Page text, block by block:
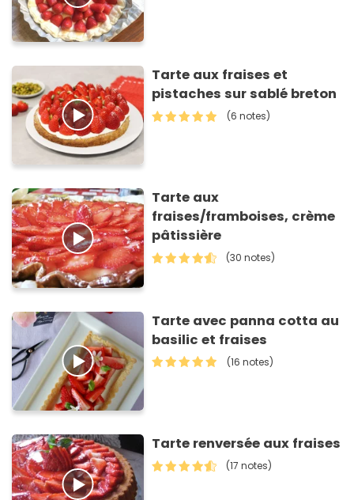
Tarte aux fraises et
pistaches sur sablé breton
(6 notes)
Tarte aux
fraises/framboises, crème
pâtissière
(30 notes)
Tarte avec panna cotta au
basilic et fraises
(16 notes)
Tarte renversée aux fraises
(17 notes)